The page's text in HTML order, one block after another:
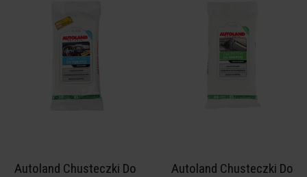
Autoland Chusteczki Do
Autoland Chusteczki Do